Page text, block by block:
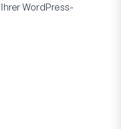
WordPress-